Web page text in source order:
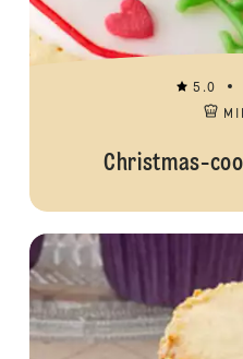
5.0
Christmas-